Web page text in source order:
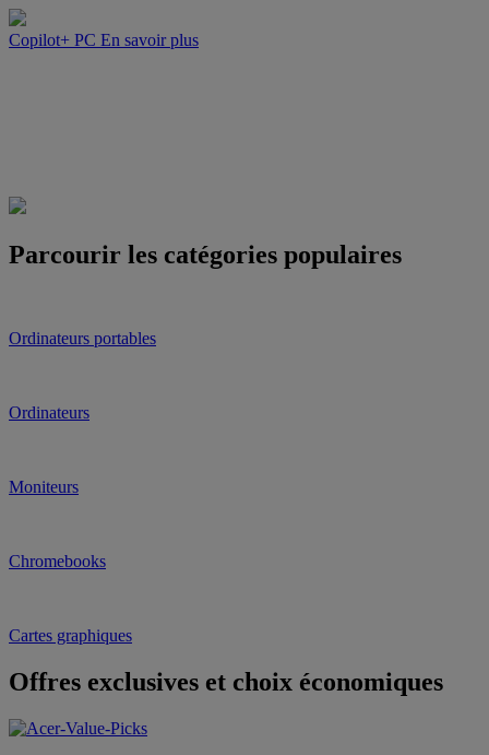
Copilot+ PC En savoir plus
Parcourir les catégories populaires
Ordinateurs portables
Ordinateurs
Moniteurs
Chromebooks
Cartes graphiques
Offres exclusives et choix économiques